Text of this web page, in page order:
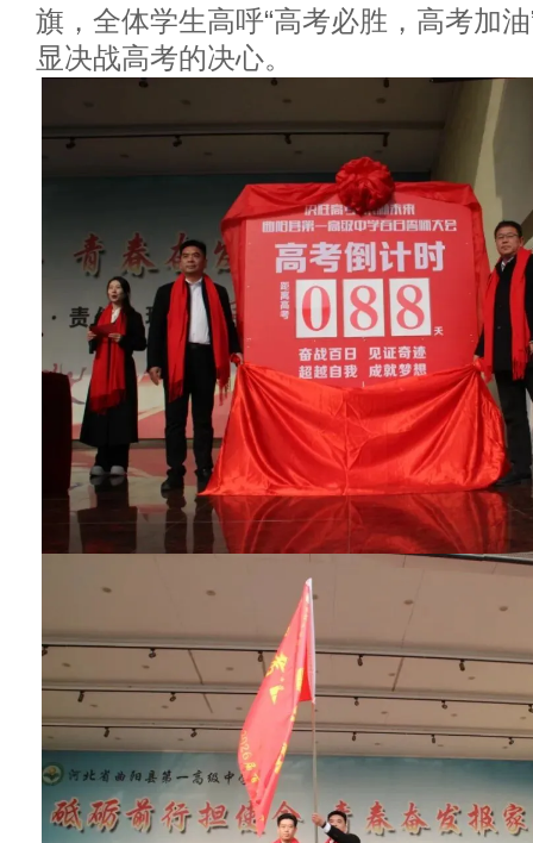
旗，全体学生高呼“高考必胜，高考加
显决战高考的决心。